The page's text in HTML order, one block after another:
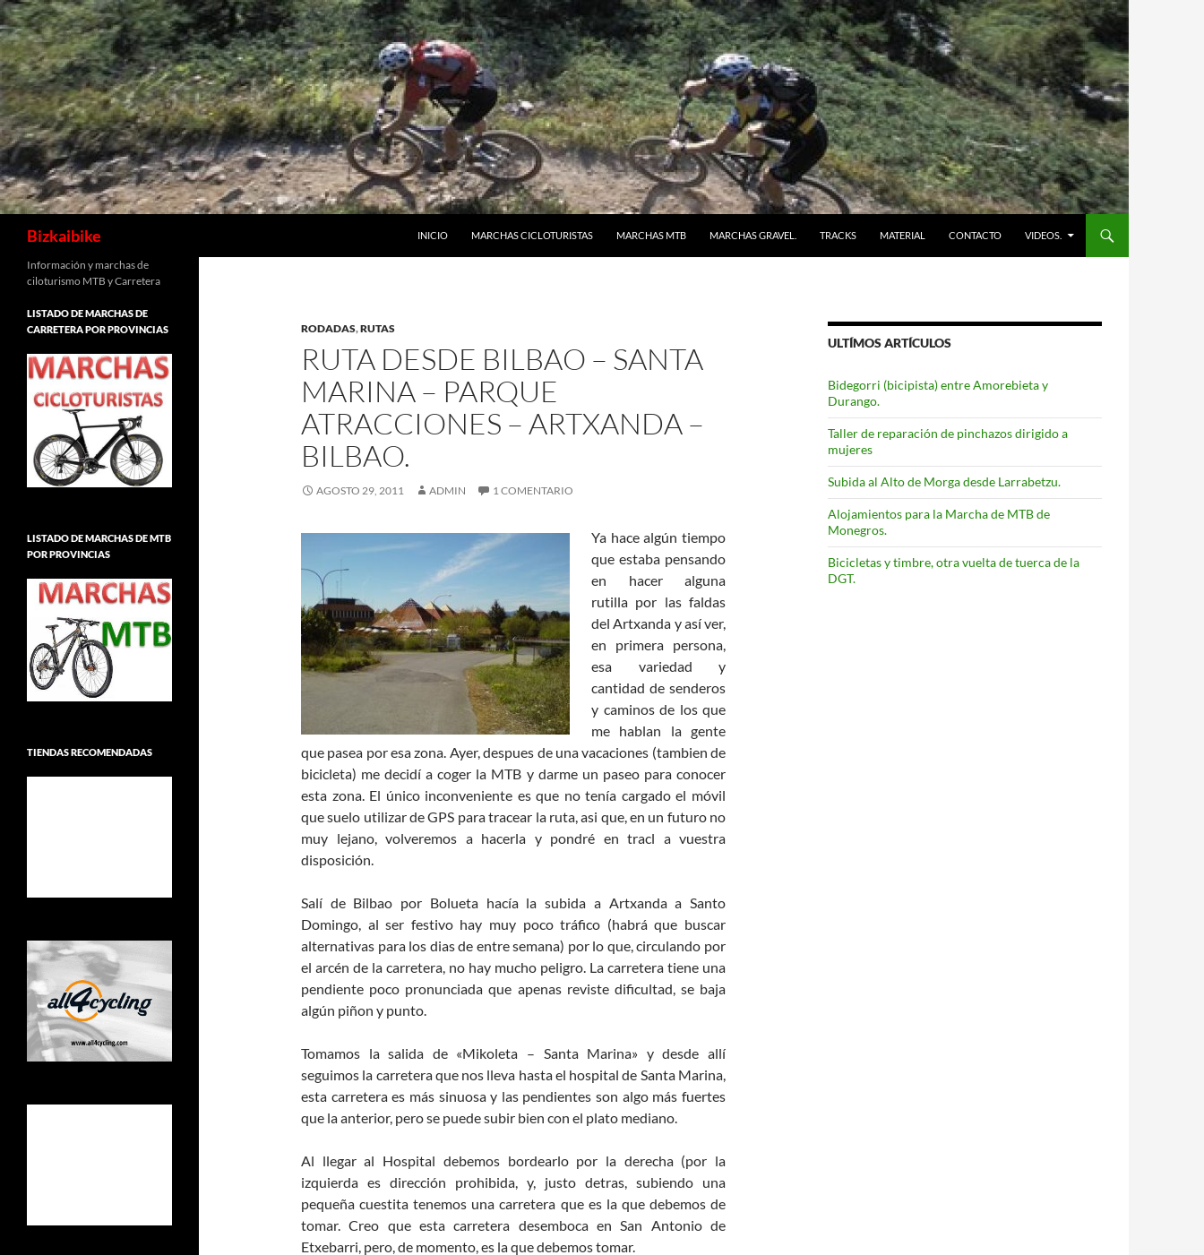
Bizkaibike
INICIO
MARCHAS CICLOTURISTAS MARCHAS MTB MARCHAS GRAVEL. TRACKS MATERIAL CONTACTO VIDEOS.
RODADAS,RUTAS
RUTA DESDE BILBAO – SANTA
MARINA – PARQUE
ATRACCIONES – ARTXANDA –
BILBAO.
AGOSTO 29, 2011 ADMIN 1 COMENTARIO
Ya hace algún tiempo
que estaba pensando
en hacer alguna
rutilla por las faldas
del Artxanda y así ver,
en primera persona,
esa variedad y
cantidad de senderos
y caminos de los que
me hablan la gente
que pasea por esa zona. Ayer, despues de una vacaciones (tambien de
bicicleta) me decidí a coger la MTB y darme un paseo para conocer
esta zona. El único inconveniente es que no tenía cargado el móvil
que suelo utilizar de GPS para tracear la ruta, asi que, en un futuro no
muy lejano, volveremos a hacerla y pondré en tracl a vuestra
disposición.
Salí de Bilbao por Bolueta hacía la subida a Artxanda a Santo
Domingo, al ser festivo hay muy poco tráfico (habrá que buscar
alternativas para los dias de entre semana) por lo que, circulando por
el arcén de la carretera, no hay mucho peligro. La carretera tiene una
pendiente poco pronunciada que apenas reviste dificultad, se baja
algún piñon y punto.
Tomamos la salida de «Mikoleta – Santa Marina» y desde allí
seguimos la carretera que nos lleva hasta el hospital de Santa Marina,
esta carretera es más sinuosa y las pendientes son algo más fuertes
que la anterior, pero se puede subir bien con el plato mediano.
Al llegar al Hospital debemos bordearlo por la derecha (por la
izquierda es dirección prohibida, y, justo detras, subiendo una
pequeña cuestita tenemos una carretera que es la que debemos de
tomar. Creo que esta carretera desemboca en San Antonio de
Etxebarri, pero, de momento, es la que debemos tomar.
ULTÍMOS ARTÍCULOS
Bidegorri (bicipista) entre Amorebieta y
Durango.
Taller de reparación de pinchazos dirigido a
mujeres
Subida al Alto de Morga desde Larrabetzu.
Alojamientos para la Marcha de MTB de
Monegros.
Bicicletas y timbre, otra vuelta de tuerca de la
DGT.
Información y marchas de
ciloturismo MTB y Carretera
LISTADO DE MARCHAS DE
CARRETERA POR PROVINCIAS
LISTADO DE MARCHAS DE MTB
POR PROVINCIAS
TIENDAS RECOMENDADAS